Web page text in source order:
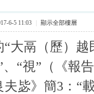
6-5 11:03 顯示全部樓層
“大鬲（歷）
、“視”（《報
夫毖》簡3：“